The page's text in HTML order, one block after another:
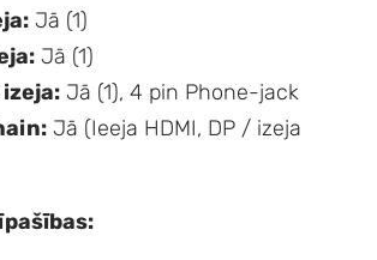
Jā (1)
Jā (1)
izeja: Jā (1), 4 pin Phone-jack
Jā (Ieeja HDMI, DP / izeja